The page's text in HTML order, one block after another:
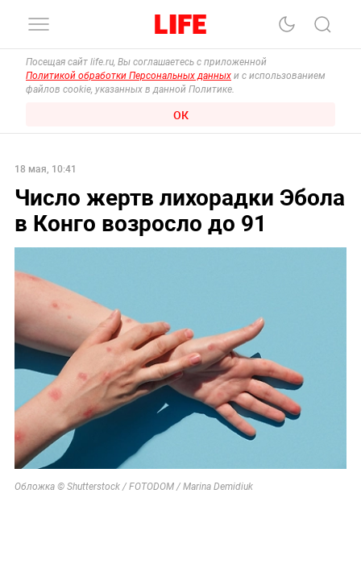
Посещая сайт life.ru, Вы соглашаетесь с приложенной
Политикой обработки Персональных данных и с использованием
файлов cookie, указанных в данной Политике.
ОК
18 мая, 10:41
Число жертв лихорадки Эбола
в Конго возросло до 91
Обложка © Shutterstock / FOTODOM / Marina Demidiuk